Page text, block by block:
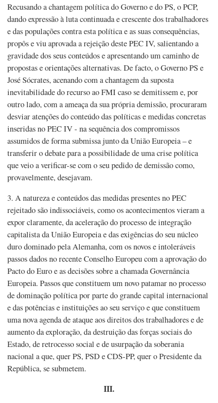
Recusando a chantagem política do Governo e do PS, o PCP,
dando expressão à luta continuada e crescente dos trabalhadores
e das populações contra esta política e as suas consequências,
propôs e viu aprovada a rejeição deste PEC IV, salientando a
gravidade dos seus conteúdos e apresentando um caminho de
propostas e orientações alternativas. De facto, o Governo PS e
José Sócrates, acenando com a chantagem da suposta
inevitabilidade do recurso ao FMI caso se demitissem e, por
outro lado, com a ameaça da sua própria demissão, procuraram
desviar atenções do conteúdo das políticas e medidas concretas
inseridas no PEC IV - na sequência dos compromissos
assumidos de forma submissa junto da União Europeia – e
transferir o debate para a possibilidade de uma crise política
que veio a verificar-se com o seu pedido de demissão como,
provavelmente, desejavam.
3. A natureza e conteúdos das medidas presentes no PEC
rejeitado são indissociáveis, como os acontecimentos vieram a
expor claramente, da aceleração do processo de integração
capitalista da União Europeia e das exigências do seu núcleo
duro dominado pela Alemanha, com os novos e intoleráveis
passos dados no recente Conselho Europeu com a aprovação do
Pacto do Euro e as decisões sobre a chamada Governância
Europeia. Passos que constituem um novo patamar no processo
de dominação política por parte do grande capital internacional
e das potências e instituições ao seu serviço e que constituem
uma nova agenda de ataque aos direitos dos trabalhadores e de
aumento da exploração, da destruição das forças sociais do
Estado, de retrocesso social e de usurpação da soberania
nacional a que, quer PS, PSD e CDS-PP, quer o Presidente da
República, se submetem.
III.